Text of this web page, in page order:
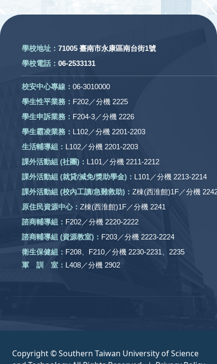
學校地址： 71005 臺南市永康區南台街1號
學校電話： 06-2533131
校安中心專線： 06-3010000
學生性平業務： F202／分機 2225
學生申訴業務： F204-3／分機 2226
學生霸凌業務： L102／分機 2201-2203
生活輔導組： L102／分機 2201-2203
課外活動組 (社團) ： L101／分機 2211-2212
課外活動組 (就貸/減免/獎助學金)： L101／分機 2213-2214
課外活動組 (校內工讀/急難救助) ： Z棟(西淮館)1F／分機
原住民資源中心： Z棟(西淮館)1F／分機 2241
諮商輔導組： F202／分機 2220-2222
諮商輔導組 (資源教室)： F203／分機 2223-2224
衛生保健組： F208、F210／分機 2230-2231、2235
軍 訓 室： L408／分機 2902
Copyright © Southern Taiwan University of Science